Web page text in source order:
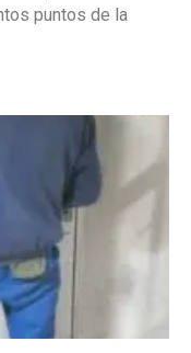
puntos de la